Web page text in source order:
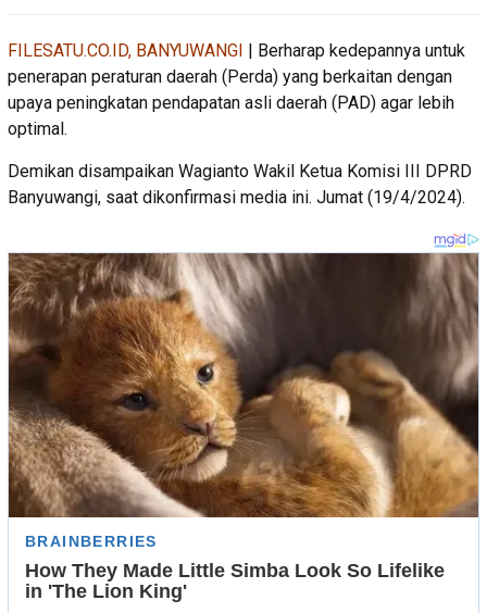
FILESATU.CO.ID, BANYUWANGI
| Berharap kedepannya untuk
penerapan peraturan daerah (Perda) yang berkaitan dengan
upaya peningkatan pendapatan asli daerah (PAD) agar lebih
optimal.
Demikan disampaikan Wagianto Wakil Ketua Komisi III DPRD
Banyuwangi, saat dikonfirmasi media ini. Jumat (19/4/2024).